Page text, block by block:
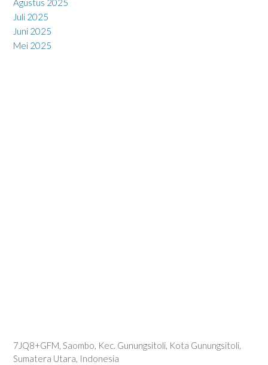
Juli 2025
Juni 2025
Mei 2025
7JQ8+GFM, Saombo, Kec. Gunungsitoli, Kota Gunungsitoli,
Sumatera Utara, Indonesia